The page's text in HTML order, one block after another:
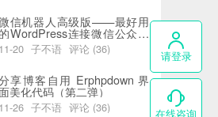
信机器人高级版——最好用
的WordPress连接微信公众号
插件
11-20 子不语 评论 (36)
享博客自用 Erphpdown 界
美化代码（第二弹）
11-26 子不语 评论 (36)
请登录
在线咨询